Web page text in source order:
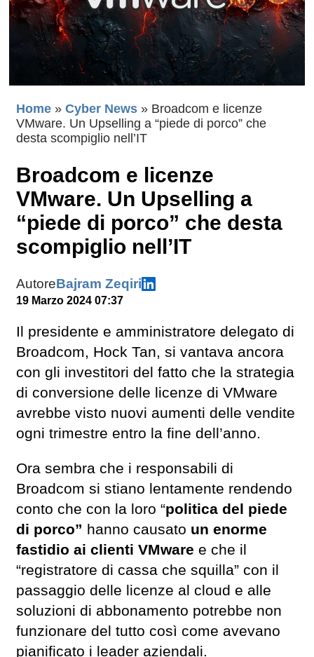
Home » Cyber News » Broadcom e licenze
VMware. Un Upselling a “piede di porco” che
desta scompiglio nell’IT
Broadcom e licenze
VMware. Un Upselling a
“piede di porco” che desta
scompiglio nell’IT
AutoreBajram Zeqiri
19 Marzo 2024 07:37
Il presidente e amministratore delegato di
Broadcom, Hock Tan, si vantava ancora
con gli investitori del fatto che la strategia
di conversione delle licenze di VMware
avrebbe visto nuovi aumenti delle vendite
ogni trimestre entro la fine dell’anno.
Ora sembra che i responsabili di
Broadcom si stiano lentamente rendendo
conto che con la loro “politica del piede
di porco” hanno causato un enorme
fastidio ai clienti VMware e che il
“registratore di cassa che squilla” con il
passaggio delle licenze al cloud e alle
soluzioni di abbonamento potrebbe non
funzionare del tutto così come avevano
pianificato i leader aziendali.